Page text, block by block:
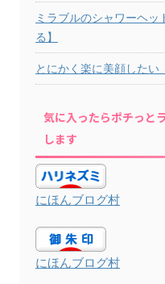
ミラブルのシャワーヘッ
る】
とにかく楽に美顔したい
気に入ったらポチっと
します
にほんブログ村
にほんブログ村